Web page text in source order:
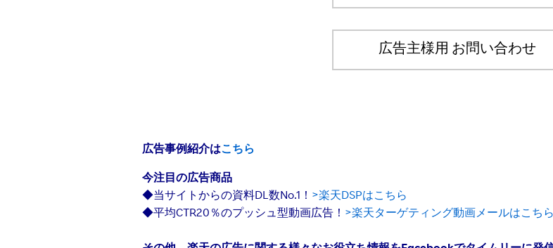
広告主様用 お問い合わせ
広告事例紹介はこちら
今注目の広告商品
◆当サイトからの資料DL数No.1！ >楽天DSPはこちら
◆平均CTR20％のプッシュ型動画広告！ >楽天ターゲティング動画メールはこちら